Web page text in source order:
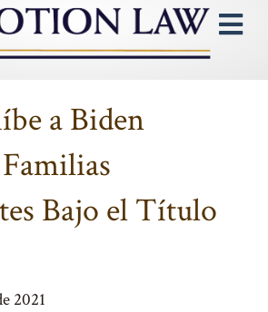
a Biden
Bajo el Título
2021